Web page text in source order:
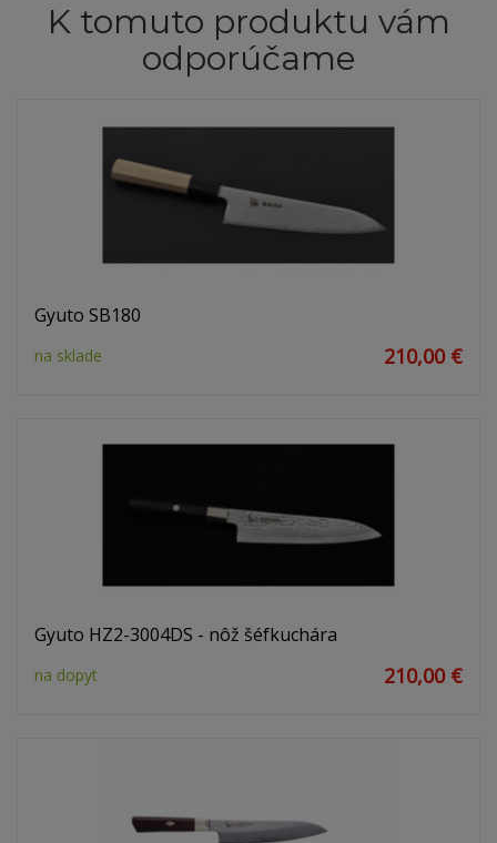
K tomuto produktu vám
odporúčame
Gyuto SB180
na sklade 210,00 €
Gyuto HZ2-3004DS - nôž šéfkuchára
na dopyt 210,00 €